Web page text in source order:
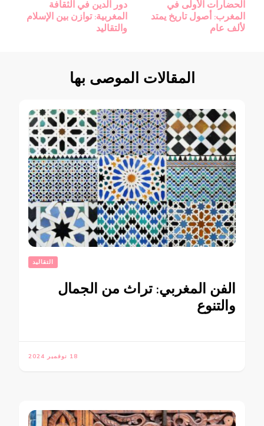
بين
التدوينات
دور الدين في الثقافة
المغربية: توازن بين الإسلام
والتقاليد
الحضارات الأولى في
المغرب: أصول تاريخ يمتد
لألف عام
المقالات الموصى بها
التقاليد
الفن المغربي: تراث من الجمال
والتنوع
18 نوفمبر 2024